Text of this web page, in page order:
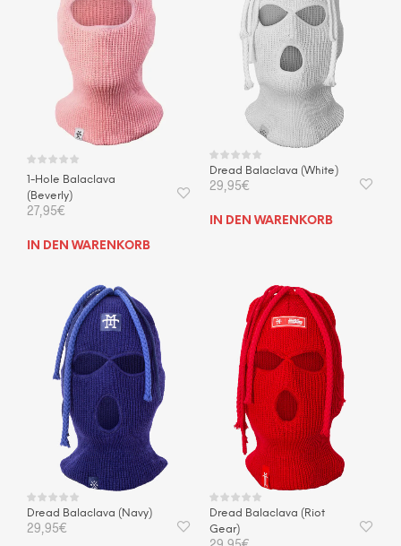
1-Hole Balaclava
(Beverly)
27,95€
IN DEN WARENKORB
Dread Balaclava (White)
29,95€
IN DEN WARENKORB
Dread Balaclava (Navy)
29,95€
Dread Balaclava (Riot
Gear)